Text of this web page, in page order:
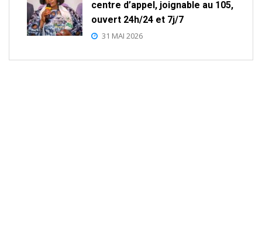
centre d’appel, joignable au 105,
ouvert 24h/24 et 7j/7
31 MAI 2026